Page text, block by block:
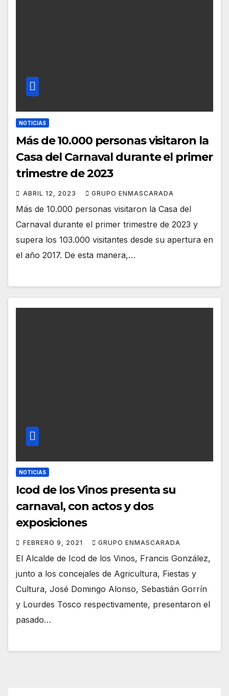
NOTICIAS
Más de 10.000 personas visitaron la
Casa del Carnaval durante el primer
trimestre de 2023
ABRIL 12, 2023 GRUPO ENMASCARADA
Más de 10.000 personas visitaron la Casa del
Carnaval durante el primer trimestre de 2023 y
supera los 103.000 visitantes desde su apertura en
el año 2017. De esta manera,…
NOTICIAS
Icod de los Vinos presenta su
carnaval, con actos y dos
exposiciones
FEBRERO 9, 2021 GRUPO ENMASCARADA
El Alcalde de Icod de los Vinos, Francis González,
junto a los concejales de Agricultura, Fiestas y
Cultura, José Domingo Alonso, Sebastián Gorrín
y Lourdes Tosco respectivamente, presentaron el
pasado…